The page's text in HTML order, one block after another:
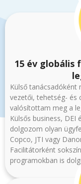
15 év globális
Külső tanácsadóként
vezetői, tehetség- és
valósítottam meg a
Külsős business, DEI
dolgozom olyan
Copco, JTI vagy
Facilitátorként
programokban is